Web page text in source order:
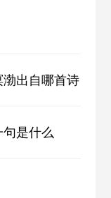
出自哪首诗
是什么